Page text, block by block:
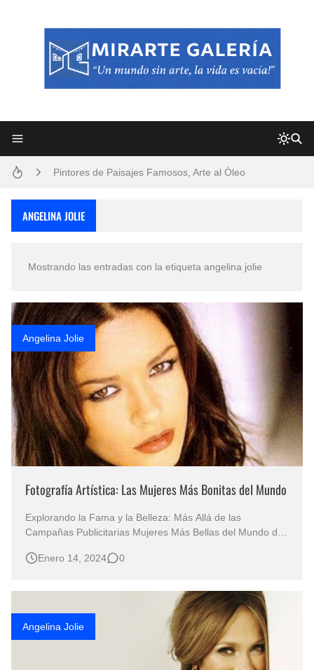
Pintores de Paisajes Famosos, Arte al Óleo
San Valentín Dibujos a Lápiz del 14 de Febrero
Que significan los cuadros de negras africanas?
El mundo del arte en pintura surrealista
ANGELINA JOLIE
Mostrando las entradas con la etiqueta angelina jolie
Angelina Jolie
Fotografía Artística: Las Mujeres Más Bonitas del Mundo
Explorando la Fama y la Belleza: Más Allá de las
Campañas Publicitarias Mujeres Más Bellas del Mundo del
Cine RETRATOS FEMENINOS MUJERES BONITAS
Lindas del mundo Rostros Bellos de…
Enero 14, 2024 0
Angelina Jolie